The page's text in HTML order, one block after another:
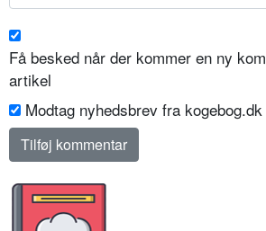
Få besked når der kommer en ny
artikel
Modtag nyhedsbrev fra kogebog.dk